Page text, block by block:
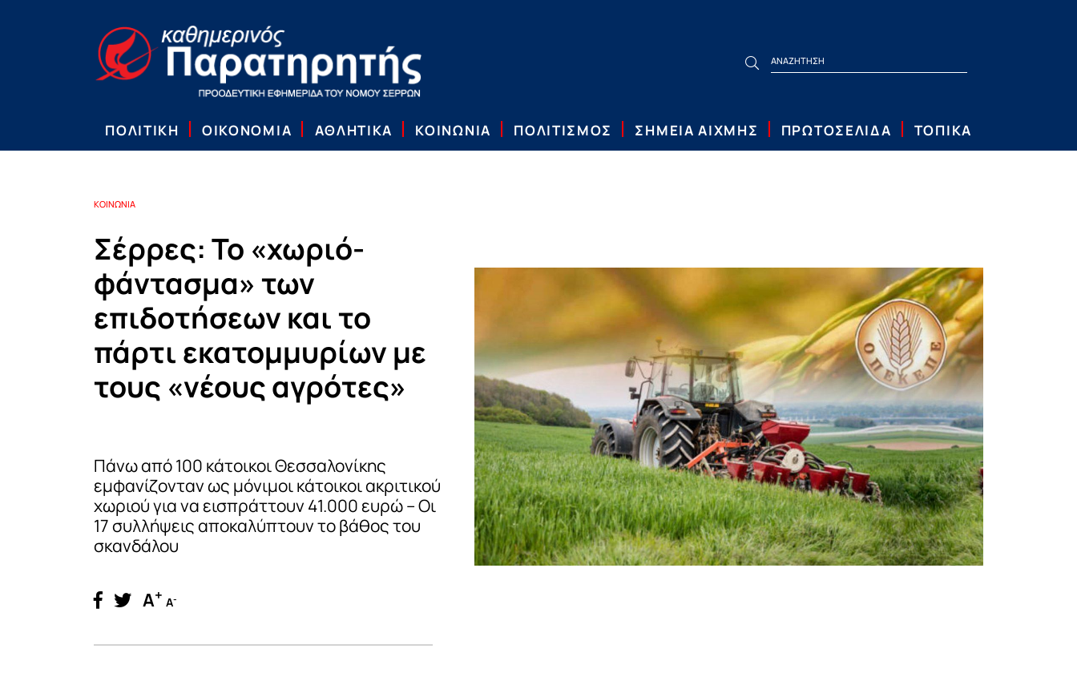
ΠΟΛΙΤΙΚΗ ΟΙΚΟΝΟΜΙΑ ΑΘΛΗΤΙΚΑ ΚΟΙΝΩΝΙΑ ΠΟΛΙΤΙΣΜΟΣ ΣΗΜΕΙΑ ΑΙΧΜΗΣ ΠΡΩΤΟΣΕΛΙΔΑ ΤΟΠΙΚΑ
ΚΟΙΝΩΝΙΑ
Σέρρες: Το «χωριό-
φάντασμα» των
επιδοτήσεων και το
πάρτι εκατομμυρίων με
τους «νέους αγρότες»
Πάνω από 100 κάτοικοι Θεσσαλονίκης
εμφανίζονταν ως μόνιμοι κάτοικοι ακριτικού
χωριού για να εισπράττουν 41.000 ευρώ – Οι
17 συλλήψεις αποκαλύπτουν το βάθος του
σκανδάλου
A+ A-